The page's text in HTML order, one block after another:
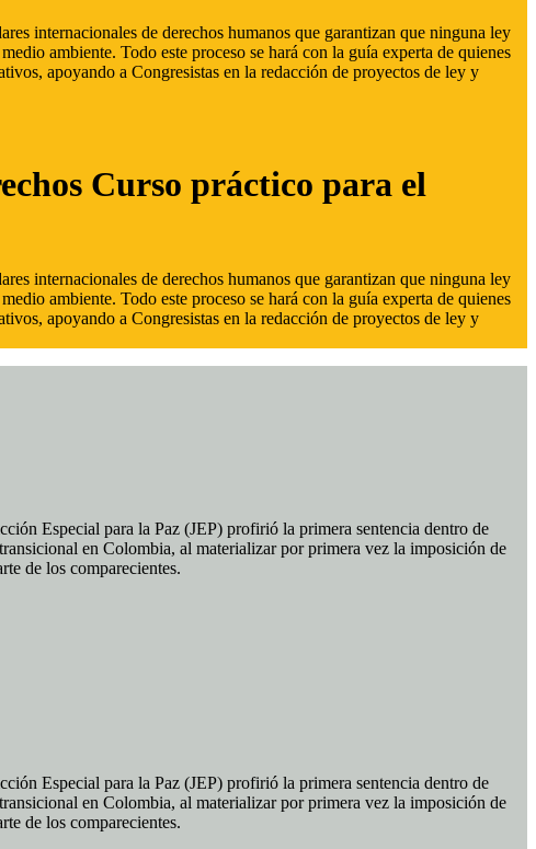
internacionales de derechos humanos que garantizan que ninguna ley
ambiente. Todo este proceso se hará con la guía experta de quienes
apoyando a Congresistas en la redacción de proyectos de ley y
Curso práctico para el
internacionales de derechos humanos que garantizan que ninguna ley
ambiente. Todo este proceso se hará con la guía experta de quienes
apoyando a Congresistas en la redacción de proyectos de ley y
Especial para la Paz (JEP) profirió la primera sentencia dentro de
en Colombia, al materializar por primera vez la imposición de
de los comparecientes.
Especial para la Paz (JEP) profirió la primera sentencia dentro de
en Colombia, al materializar por primera vez la imposición de
de los comparecientes.